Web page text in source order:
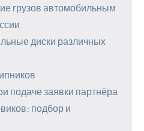
грузов автомобильным
диски различных
подаче заявки партнёра
подбор и